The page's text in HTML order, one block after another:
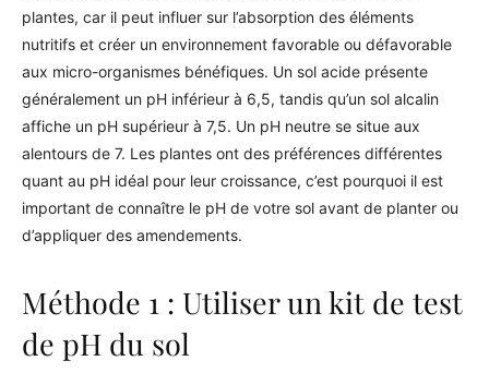
plantes, car il peut influer sur l’absorption des éléments
nutritifs et créer un environnement favorable ou défavorable
aux micro-organismes bénéfiques. Un sol acide présente
généralement un pH inférieur à 6,5, tandis qu’un sol alcalin
affiche un pH supérieur à 7,5. Un pH neutre se situe aux
alentours de 7. Les plantes ont des préférences différentes
quant au pH idéal pour leur croissance, c’est pourquoi il est
important de connaître le pH de votre sol avant de planter ou
d’appliquer des amendements.
Méthode 1 : Utiliser un kit de test
de pH du sol